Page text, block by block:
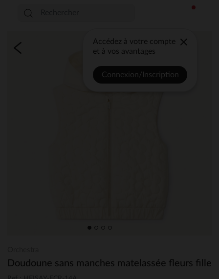
Accédez à votre compte
et à vos avantages
Connexion/Inscription
Doudoune sans manches matelassée fleurs fille